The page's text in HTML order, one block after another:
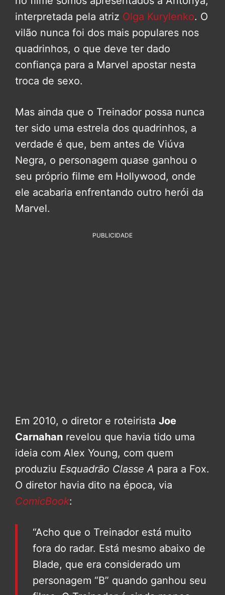
interpretada pela atriz Olga Kurylenko. O
vilão nunca foi dos mais populares nos
quadrinhos, o que deve ter dado
confiança para a Marvel apostar nesta
troca de sexo.
Mas ainda que o Treinador possa nunca
ter sido uma estrela dos quadrinhos, a
verdade é que, bem antes de Viúva
Negra, o personagem quase ganhou o
seu próprio filme em Hollywood, onde
ele acabaria enfrentando outro herói da
Marvel.
PUBLICIDADE
Em 2010, o diretor e roteirista Joe
Carnahan revelou que havia tido uma
ideia com Alex Young, com quem
produziu Esquadrão Classe A para a Fox.
O diretor havia dito na época, via
ComicBook:
“Acho que o Treinador está muito
fora do radar. Está mesmo abaixo de
Blade, que era considerado um
personagem “B” quando ganhou seu